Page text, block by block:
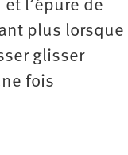
l’épure de
plus lorsque
glisser
fois